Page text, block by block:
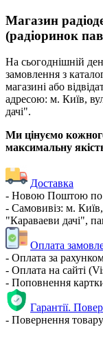
Магазин
(радіоринок
На сьогоднішній
замовлення з
магазині або
адресою: м. Київ,
дачі".
Ми цінуємо
максимальну
Доставка
- Новою Поштою по
- Самовивіз: м.
"Караваеви дачі",
Оплата
- Оплата за
- Оплата на сайті
- Поповнення
Гарантії.
- Повернення